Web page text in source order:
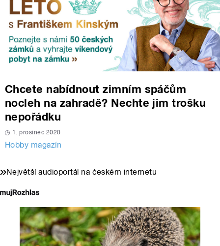
Chcete nabídnout zimním spáčům
nocleh na zahradě? Nechte jim trošku
nepořádku
1. prosinec 2020
Hobby magazín
Největší audioportál na českém internetu